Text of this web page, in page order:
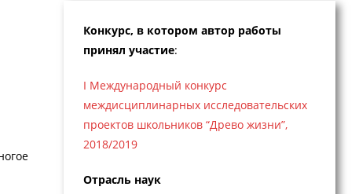
Конкурс, в котором автор работы
принял участие:
I Международный конкурс
междисциплинарных исследовательских
проектов школьников “Древо жизни”,
2018/2019
Отрасль наук